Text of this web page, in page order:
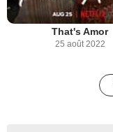
That's Amor
25 août 2022